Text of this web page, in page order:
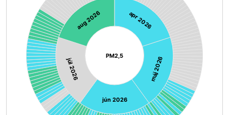
PM2,5
apr 2026
máj 2026
jún 2026
júl 2026
aug 2026